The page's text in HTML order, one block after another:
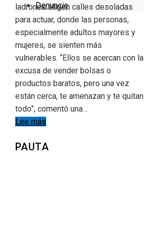
Denuncie
ladrones eligen calles desoladas
para actuar, donde las personas,
especialmente adultos mayores y
mujeres, se sienten más
vulnerables. “Ellos se acercan con la
excusa de vender bolsas o
productos baratos, pero una vez
están cerca, te amenazan y te quitan
todo”, comentó una…
Lee más
PAUTA